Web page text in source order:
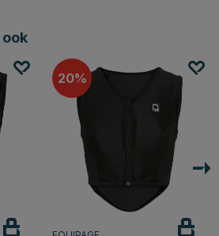
20
Dyon, Uvex, Birth Alarm, Ariat & Freejump.